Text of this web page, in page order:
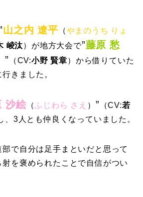
山之内 遼平 （やまのうち りょ
崚汰）が地方大会で”藤原 愁
” （CV:小野 賢章）から借りていた
きました。
沙絵 （ふじわら さえ ） ” （CV:若
、3人とも仲良くなっていました。
で自分は足手まといだと思って
を褒められたことで自信がつい